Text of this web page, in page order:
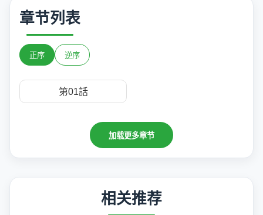
章节列表
正序 逆序
第01話
加载更多章节
相关推荐